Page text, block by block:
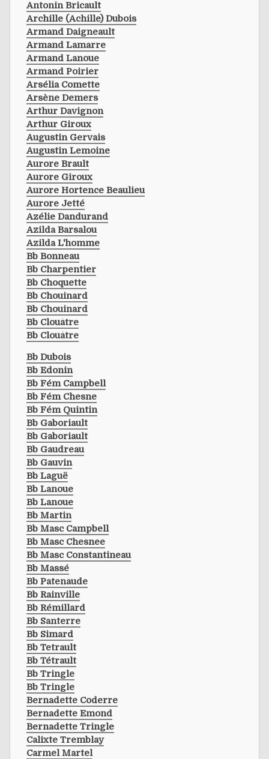
Antonin Bricault
Archille (achille) Dubois
Armand Daigneault
Armand Lamarre
Armand Lanoue
Armand Poirier
Arsélia Comette
Arsène Demers
Arthur Davignon
Arthur Giroux
Augustin Gervais
Augustin Lemoine
Aurore Brault
Aurore Giroux
Aurore Hortence Beaulieu
Aurore Jetté
Azélie Dandurand
Azilda Barsalou
Azilda L'homme
Bb Bonneau
Bb Charpentier
Bb Choquette
Bb Chouinard
Bb Chouinard
Bb Clouâtre
Bb Clouâtre
Bb Dubois
Bb Edonin
Bb Fém Campbell
Bb Fém Chesne
Bb Fém Quintin
Bb Gaboriault
Bb Gaboriault
Bb Gaudreau
Bb Gauvin
Bb Laguë
Bb Lanoue
Bb Lanoue
Bb Martin
Bb Masc Campbell
Bb Masc Chesnee
Bb Masc Constantineau
Bb Massé
Bb Patenaude
Bb Rainville
Bb Rémillard
Bb Santerre
Bb Simard
Bb Tetrault
Bb Tétrault
Bb Tringle
Bb Tringle
Bernadette Coderre
Bernadette Emond
Bernadette Tringle
Calixte Tremblay
Carmel Martel